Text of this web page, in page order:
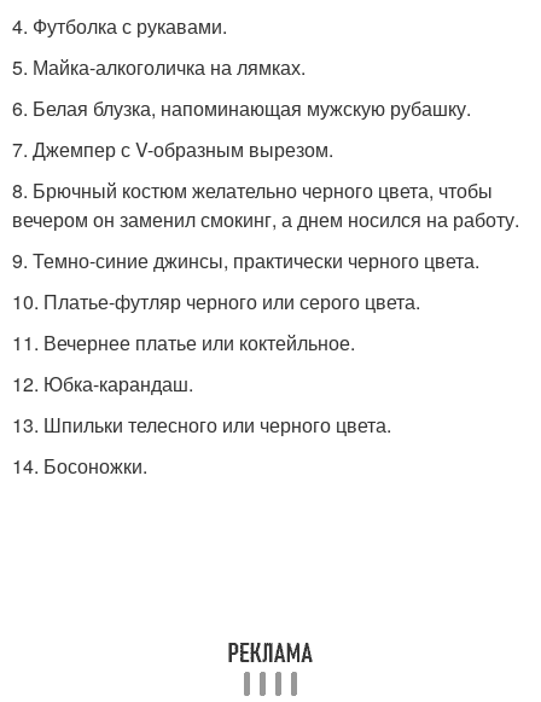
4. Футболка с рукавами.
5. Майка-алкоголичка на лямках.
6. Белая блузка, напоминающая мужскую рубашку.
7. Джемпер с V-образным вырезом.
8. Брючный костюм желательно черного цвета, чтобы
вечером он заменил смокинг, а днем носился на работу.
9. Темно-синие джинсы, практически черного цвета.
10. Платье-футляр черного или серого цвета.
11. Вечернее платье или коктейльное.
12. Юбка-карандаш.
13. Шпильки телесного или черного цвета.
14. Босоножки.